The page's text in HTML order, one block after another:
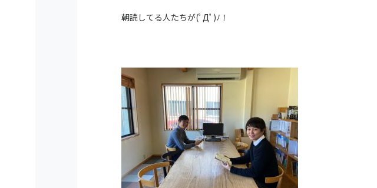
朝読してる人たちが(ﾟДﾟ)ﾉ！